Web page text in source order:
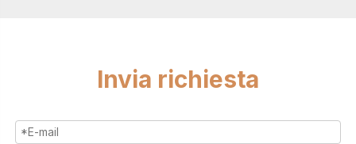
Invia richiesta